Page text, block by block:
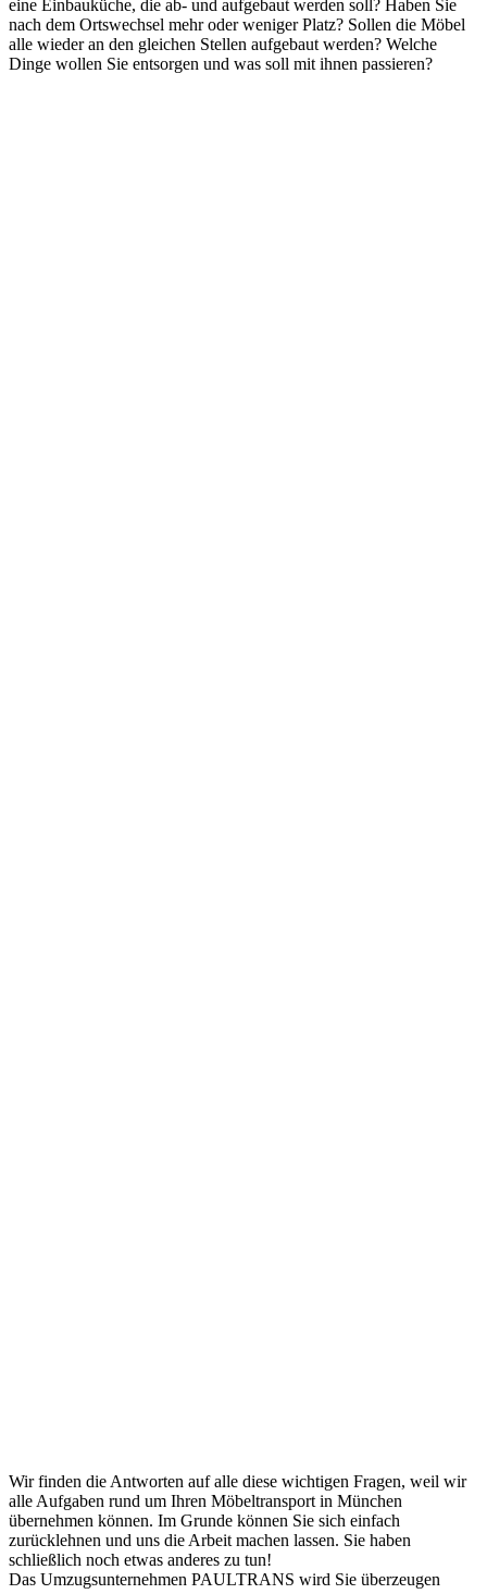
eine Einbauküche, die ab- und aufgebaut werden soll? Haben Sie
nach dem Ortswechsel mehr oder weniger Platz? Sollen die Möbel
alle wieder an den gleichen Stellen aufgebaut werden? Welche
Dinge wollen Sie entsorgen und was soll mit ihnen passieren?
Wir finden die Antworten auf alle diese wichtigen Fragen, weil wir
alle Aufgaben rund um Ihren Möbeltransport in München
übernehmen können. Im Grunde können Sie sich einfach
zurücklehnen und uns die Arbeit machen lassen. Sie haben
schließlich noch etwas anderes zu tun!
Das Umzugsunternehmen PAULTRANS wird Sie überzeugen